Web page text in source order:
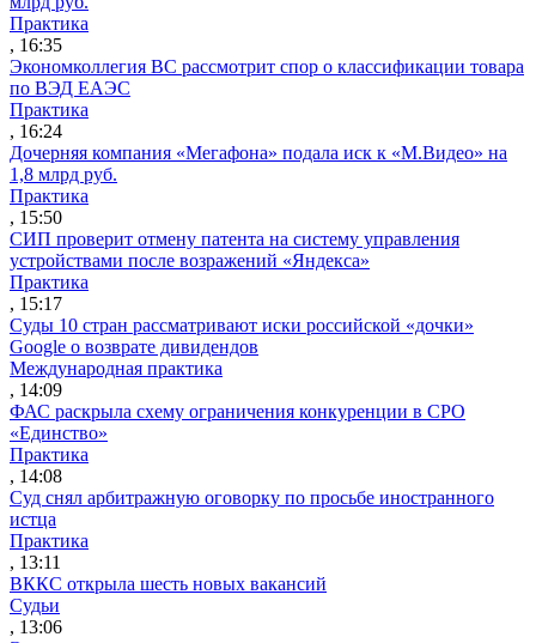
Практика
, 16:35
Экономколлегия ВС рассмотрит спор о классификации товара
по ВЭД ЕАЭС
Практика
, 16:24
Дочерняя компания «Мегафона» подала иск к «М.Видео» на
1,8 млрд руб.
Практика
, 15:50
СИП проверит отмену патента на систему управления
устройствами после возражений «Яндекса»
Практика
, 15:17
Суды 10 стран рассматривают иски российской «дочки»
Google о возврате дивидендов
Международная практика
, 14:09
ФАС раскрыла схему ограничения конкуренции в СРО
«Единство»
Практика
, 14:08
Суд снял арбитражную оговорку по просьбе иностранного
истца
Практика
, 13:11
ВККС открыла шесть новых вакансий
Судьи
, 13:06